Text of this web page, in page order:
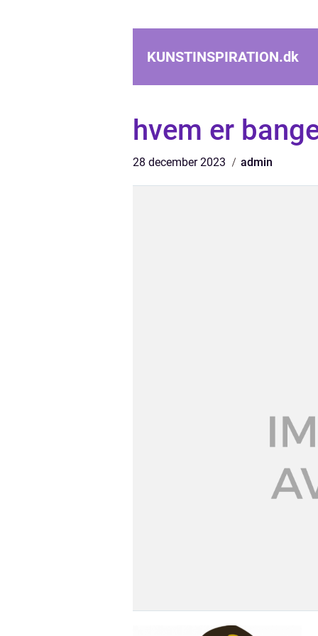
KUNSTINSPIRATION.dk
hvem er
28 december 2023 admin